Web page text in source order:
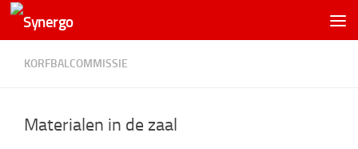
KORFBALCOMMISSIE
Materialen in de zaal